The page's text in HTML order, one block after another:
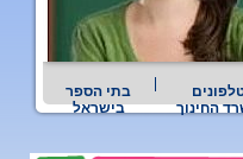
החינוך
בתי הספר
בישראל